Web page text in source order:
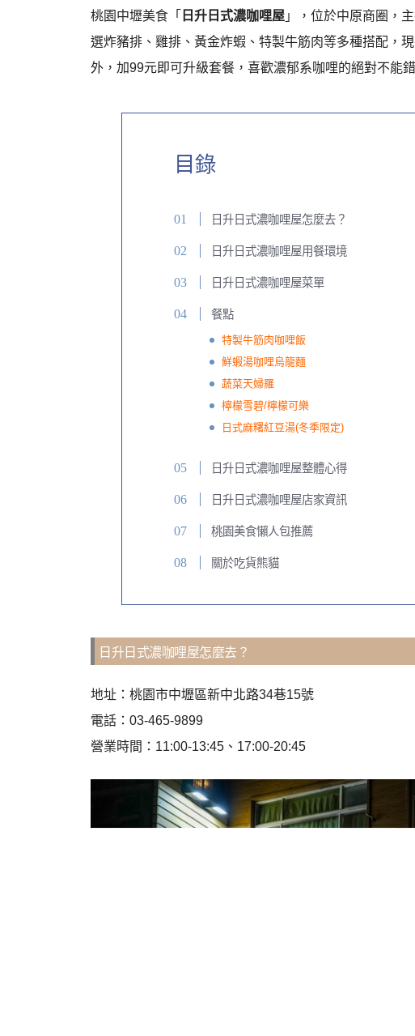
桃園中壢美食「 日升日式濃咖哩屋 」，位於中原商圈，
選炸豬排、雞排、黃金炸蝦、特製牛筋肉等多種搭配，
外，加99元即可升級套餐，喜歡濃郁系咖哩的絕對不能錯
目錄
日升日式濃咖哩屋怎麼去？
日升日式濃咖哩屋用餐環境
日升日式濃咖哩屋菜單
餐點
特製牛筋肉咖哩飯
鮮蝦湯咖哩烏龍麵
蔬菜天婦羅
檸檬雪碧/檸檬可樂
日式麻糬紅豆湯(冬季限定)
日升日式濃咖哩屋整體心得
日升日式濃咖哩屋店家資訊
桃園美食懶人包推薦
關於吃貨熊貓
日升日式濃咖哩屋怎麼去？
地址：桃園市中壢區新中北路34巷15號
電話： 03-465-9899
營業時間：11:00-13:45、17:00-20:45